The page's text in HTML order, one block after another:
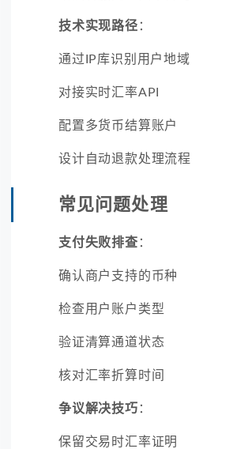
技术实现路径 ：
通过IP库识别用户地域
对接实时汇率API
配置多货币结算账户
设计自动退款处理流程
常见问题处理
支付失败排查 ：
确认商户支持的币种
检查用户账户类型
验证清算通道状态
核对汇率折算时间
争议解决技巧 ：
保留交易时汇率证明